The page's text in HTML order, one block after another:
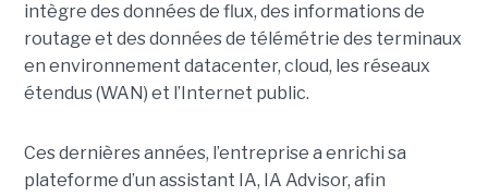
intègre des données de flux, des informations de
routage et des données de télémétrie des terminaux
en environnement datacenter, cloud, les réseaux
étendus (WAN) et l’Internet public.
Ces dernières années, l’entreprise a enrichi sa
plateforme d’un assistant IA, IA Advisor, afin